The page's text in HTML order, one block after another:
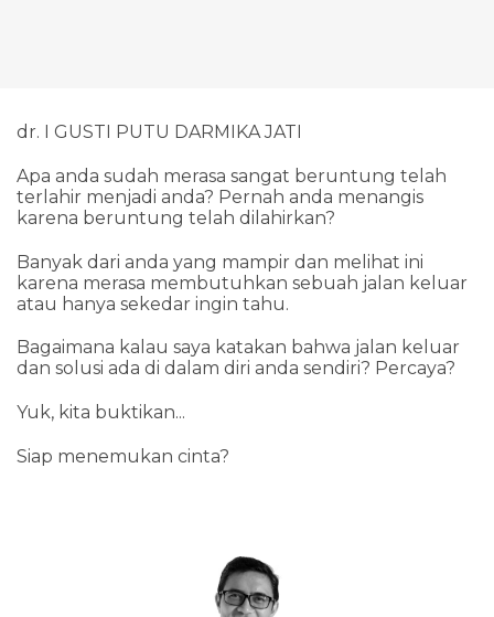
dr. I GUSTI PUTU DARMIKA JATI
Apa anda sudah merasa sangat beruntung telah
terlahir menjadi anda? Pernah anda menangis
karena beruntung telah dilahirkan?
Banyak dari anda yang mampir dan melihat ini
karena merasa membutuhkan sebuah jalan keluar
atau hanya sekedar ingin tahu.
Bagaimana kalau saya katakan bahwa jalan keluar
dan solusi ada di dalam diri anda sendiri? Percaya?
Yuk, kita buktikan...
Siap menemukan cinta?